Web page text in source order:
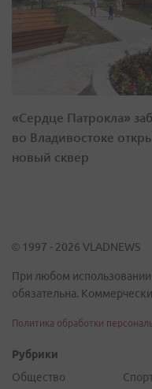
«Сердце Патрокла»
во Владивостоке
новый сквер
© 1997 - 2026 VLADNEWS
При любом
обязательна.
Политика обработки
Рубрики
Общество